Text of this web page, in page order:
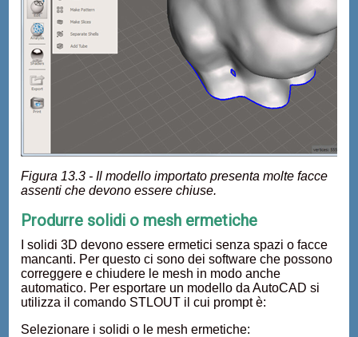
Figura 13.3 - Il modello importato presenta molte facce
assenti che devono essere chiuse.
Produrre solidi o mesh ermetiche
I solidi 3D devono essere ermetici senza spazi o facce
mancanti. Per questo ci sono dei software che possono
correggere e chiudere le mesh in modo anche
automatico. Per esportare un modello da AutoCAD si
utilizza il comando STLOUT il cui prompt è:
Selezionare i solidi o le mesh ermetiche: